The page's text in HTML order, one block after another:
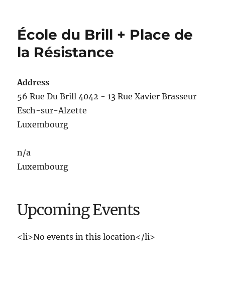
École du Brill + Place de
la Résistance
Address
56 Rue Du Brill 4042 - 13 Rue Xavier Brasseur
Esch-sur-Alzette
Luxembourg
n/a
Luxembourg
Upcoming Events
<li>No events in this location</li>